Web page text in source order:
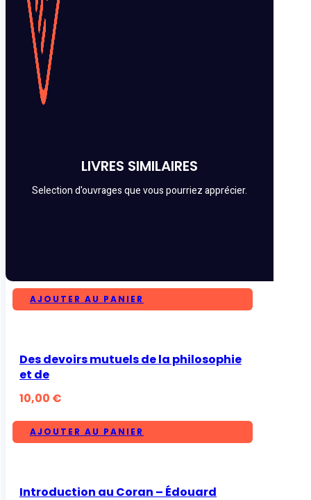
LIVRES SIMILAIRES
Selection d'ouvrages que vous pourriez apprécier.
AJOUTER AU PANIER
Des devoirs mutuels de la philosophie
et de
10,00 €
AJOUTER AU PANIER
Introduction au Coran – Édouard